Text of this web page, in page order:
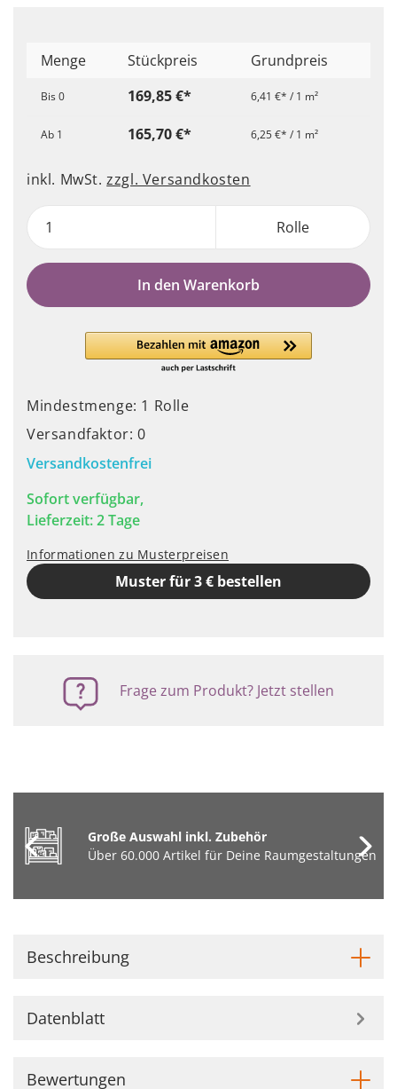
Menge Stückpreis Grundpreis
Bis0 169,85 €* 6,41 €* / 1 m²
Ab 1 165,70 €* 6,25 €* / 1 m²
inkl. MwSt.zzgl. Versandkosten
Rolle
In den Warenkorb
Mindestmenge: 1 Rolle
Versandfaktor: 0
Versandkostenfrei
Sofort verfügbar,
Lieferzeit: 2 Tage
Informationen zu Musterpreisen
Muster für 3 € bestellen
Frage zum Produkt? Jetzt stellen
Große Auswahl inkl. Zubehör
Über 60.000 Artikel für Deine Raumgestaltungen
Beschreibung
Datenblatt
Bewertungen